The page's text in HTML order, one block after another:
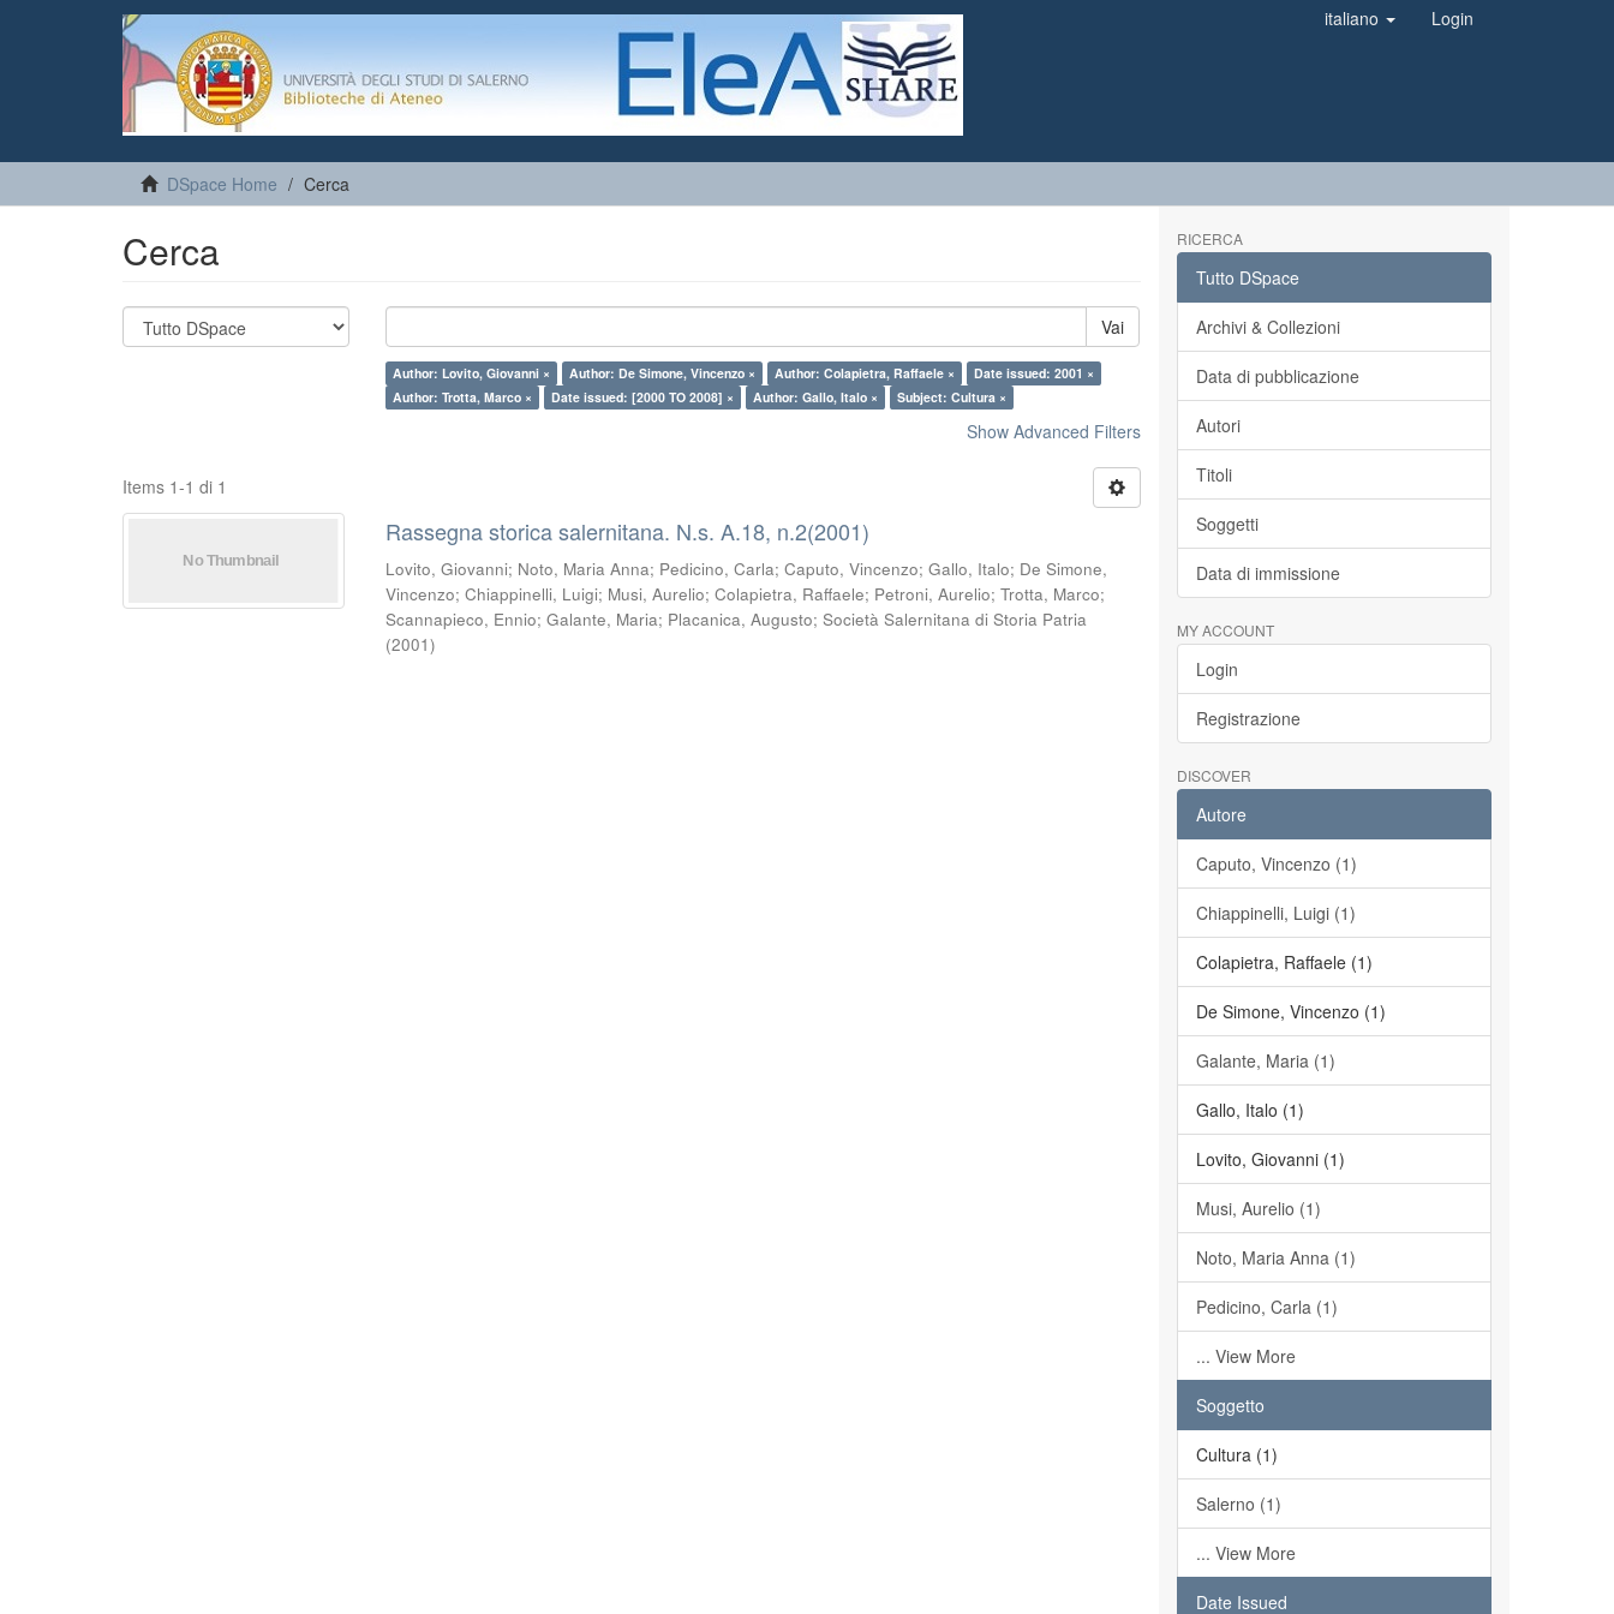
italiano Login
DSpace Home Cerca
Cerca
Vai
Author: Lovito, Giovanni × Author: De Simone, Vincenzo × Author: Colapietra, Raffaele ×
Date issued: 2001 ×
Author: Trotta, Marco ×
Date issued: [2000 TO 2008] × Author: Gallo, Italo × Subject: Cultura ×
Show Advanced Filters
Items 1-1 di 1
Rassegna storica salernitana. N.s. A.18, n.2(2001)
Lovito, Giovanni; Noto, Maria Anna; Pedicino, Carla;Caputo, Vincenzo;Gallo, Italo; De Simone,
Vincenzo;Chiappinelli, Luigi; Musi, Aurelio;Colapietra, Raffaele; Petroni, Aurelio;Trotta, Marco;
Scannapieco, Ennio;Galante, Maria; Placanica, Augusto;Società Salernitana di Storia Patria
(2001)
RICERCA
Tutto DSpace
Archivi & Collezioni
Data di pubblicazione
Autori
Titoli
Soggetti
Data di immissione
MY ACCOUNT
Login
Registrazione
DISCOVER
Autore
Caputo, Vincenzo (1)
Chiappinelli, Luigi (1)
Colapietra, Raffaele (1)
De Simone, Vincenzo (1)
Galante, Maria (1)
Gallo, Italo (1)
Lovito, Giovanni (1)
Musi, Aurelio (1)
Noto, Maria Anna (1)
Pedicino, Carla (1)
... View More
Soggetto
Cultura (1)
Salerno (1)
... View More
Date Issued